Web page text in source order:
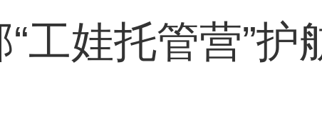
工娃托管营”护